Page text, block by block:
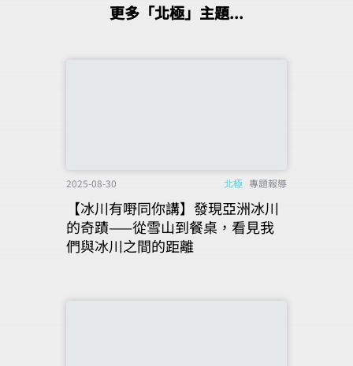
更多「北極」主題...
2025-08-30 北極 專題報導
【冰川有嘢同你講】發現亞洲冰川
的奇蹟——從雪山到餐桌，看見我
們與冰川之間的距離